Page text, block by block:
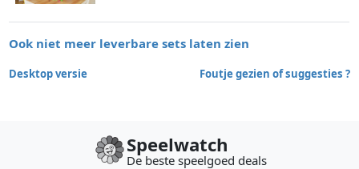
Ook niet meer leverbare sets laten zien
Desktop versie Foutje gezien of suggesties ?
Speelwatch
De beste speelgoed deals